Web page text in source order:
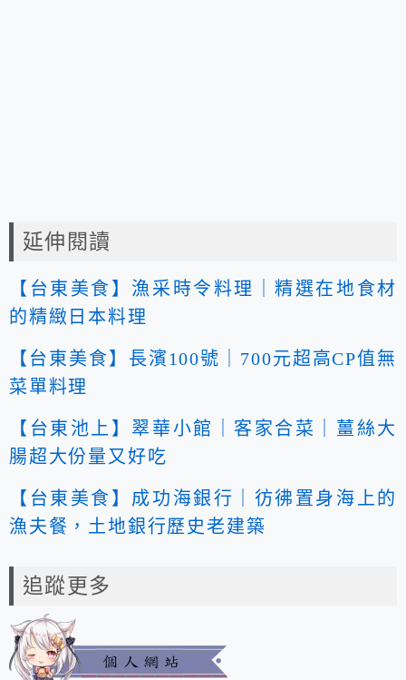
延伸閱讀
【台東美食】漁采時令料理｜精選在地食材
的精緻日本料理
【台東美食】長濱100號｜700元超高CP值無
菜單料理
【台東池上】翠華小館｜客家合菜｜薑絲大
腸超大份量又好吃
【台東美食】成功海銀行｜彷彿置身海上的
漁夫餐，土地銀行歷史老建築
追蹤更多